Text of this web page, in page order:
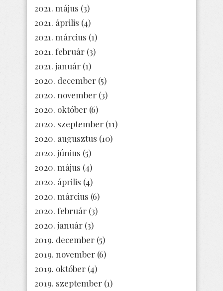
2021. május (3)
2021. április (4)
2021. március (1)
2021. február (3)
2021. január (1)
2020. december (5)
2020. november (3)
2020. október (6)
2020. szeptember (11)
2020. augusztus (10)
2020. június (5)
2020. május (4)
2020. április (4)
2020. március (6)
2020. február (3)
2020. január (3)
2019. december (5)
2019. november (6)
2019. október (4)
2019. szeptember (1)